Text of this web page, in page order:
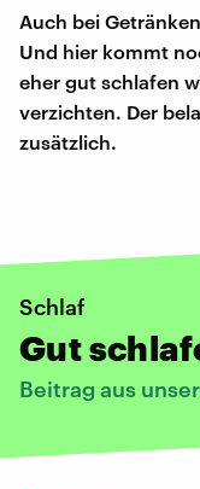
Auch bei
Und hier kommt
eher gut schlafen
verzichten. Der
zusätzlich.
Schlaf
Gut
Beitrag aus